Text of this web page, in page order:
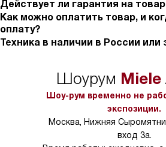
Действует ли гарантия на
Как можно оплатить товар, и
оплату?
Техника в наличии в России или
Шоурум Miele
Шоу-рум временно не
экспозиции.
Москва, Нижняя
вход 3а.